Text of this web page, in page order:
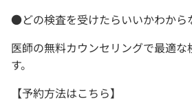
●どの検査を受けたらいいかわから
医師の無料カウンセリングで最適な
す。
【予約方法はこちら】